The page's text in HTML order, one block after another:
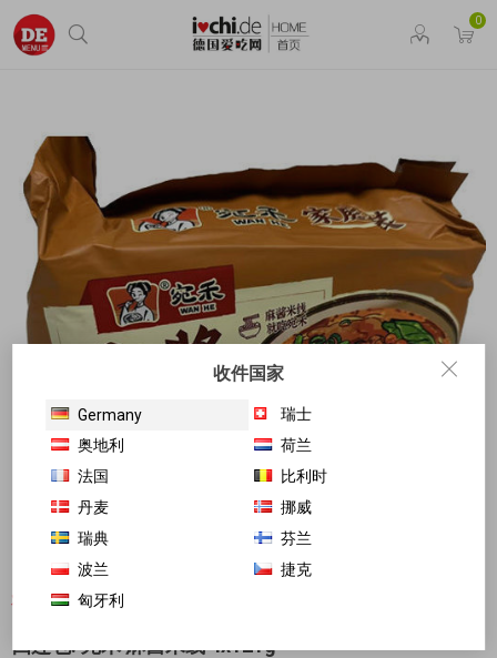
0
对不起-这个产品已经不再提供
四连包! 宛禾 麻酱米线 4x121g
收件国家
Germany
瑞士
奥地利
荷兰
法国
比利时
丹麦
挪威
瑞典
芬兰
波兰
捷克
匈牙利